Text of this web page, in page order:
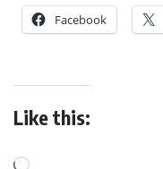
Facebook
Like this: